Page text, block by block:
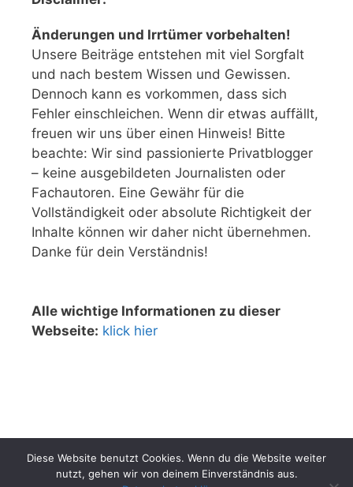
Änderungen und Irrtümer vorbehalten!
Unsere Beiträge entstehen mit viel Sorgfalt
und nach bestem Wissen und Gewissen.
Dennoch kann es vorkommen, dass sich
Fehler einschleichen. Wenn dir etwas auffällt,
freuen wir uns über einen Hinweis! Bitte
beachte: Wir sind passionierte Privatblogger
– keine ausgebildeten Journalisten oder
Fachautoren. Eine Gewähr für die
Vollständigkeit oder absolute Richtigkeit der
Inhalte können wir daher nicht übernehmen.
Danke für dein Verständnis!
Alle wichtige Informationen zu dieser
Webseite: klick hier
Diese Website benutzt Cookies. Wenn du die Website weiter
nutzt, gehen wir von deinem Einverständnis aus.